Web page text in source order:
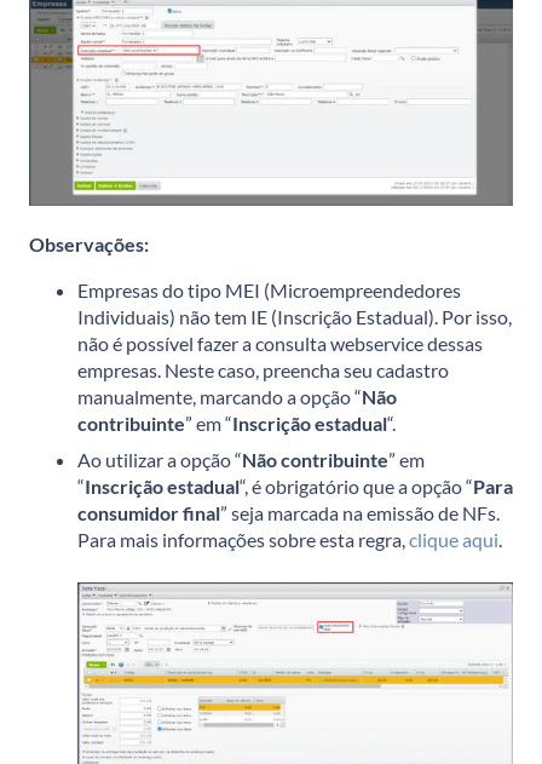
Observações:
Empresas do tipo MEI (Microempreendedores
Individuais) não tem IE (Inscrição Estadual). Por isso,
não é possível fazer a consulta webservice dessas
empresas. Neste caso, preencha seu cadastro
manualmente, marcando a opção “Não
contribuinte” em “Inscrição estadual“.
Ao utilizar a opção “Não contribuinte” em
“Inscrição estadual“, é obrigatório que a opção “Para
consumidor final” seja marcada na emissão de NFs.
Para mais informações sobre esta regra, clique aqui